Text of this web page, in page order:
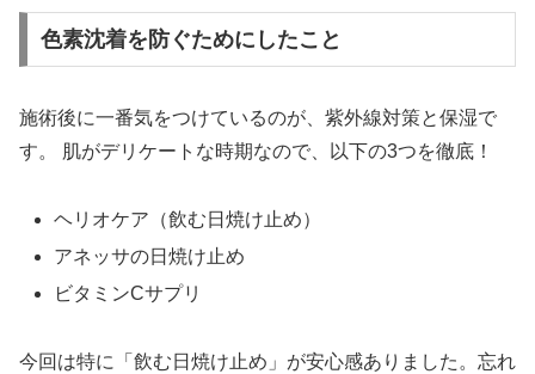
色素沈着を防ぐためにしたこと
施術後に一番気をつけているのが、紫外線対策と保湿で
す。 肌がデリケートな時期なので、以下の3つを徹底！
ヘリオケア（飲む日焼け止め）
アネッサの日焼け止め
ビタミンCサプリ
今回は特に「飲む日焼け止め」が安心感ありました。忘れ